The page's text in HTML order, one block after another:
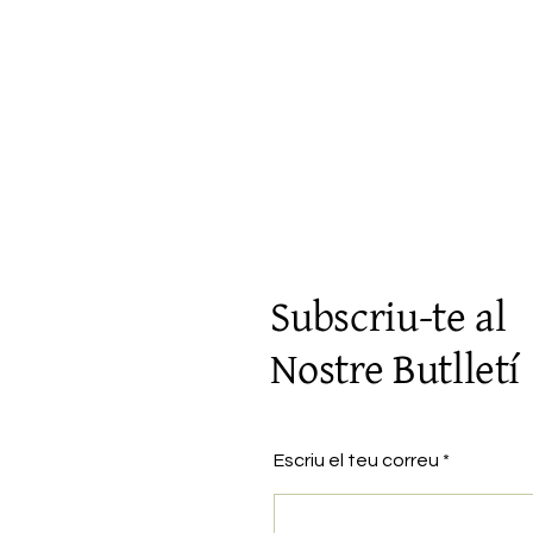
Subscriu-te al
Nostre Butlletí
Escriu el teu correu